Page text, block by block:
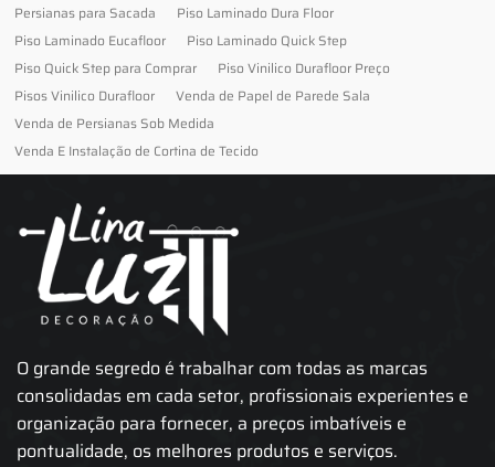
Persianas para Sacada
Piso Laminado Dura Floor
Piso Laminado Eucafloor
Piso Laminado Quick Step
Piso Quick Step para Comprar
Piso Vinilico Durafloor Preço
Pisos Vinilico Durafloor
Venda de Papel de Parede Sala
Venda de Persianas Sob Medida
Venda E Instalação de Cortina de Tecido
O grande segredo é trabalhar com todas as marcas
consolidadas em cada setor, profissionais experientes e
organização para fornecer, a preços imbatíveis e
pontualidade, os melhores produtos e serviços.